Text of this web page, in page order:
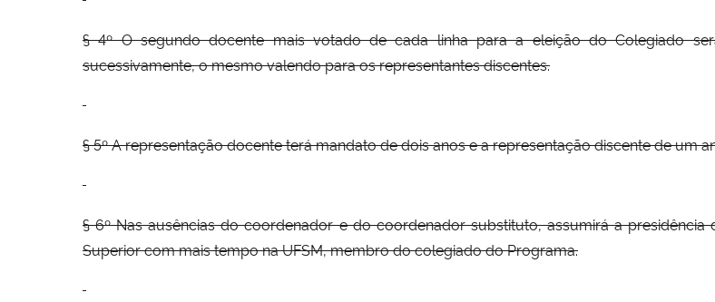
§ 4º O segundo docente mais votado de cada linha para a eleição do Colegiado
sucessivamente, o mesmo valendo para os representantes discentes.
§ 5º A representação docente terá mandato de dois anos e a representação discente de um
§ 6º Nas ausências do coordenador e do coordenador substituto, assumirá a
Superior com mais tempo na UFSM, membro do colegiado do Programa.